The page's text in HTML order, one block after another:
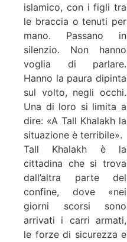
islamico, con i figli tra
le braccia o tenuti per
mano. Passano in
silenzio. Non hanno
voglia di parlare.
Hanno la paura dipinta
sul volto, negli occhi.
Una di loro si limita a
dire: «A Tall Khalakh la
situazione è terribile».
Tall Khalakh è la
cittadina che si trova
dall’altra parte del
confine, dove «nei
giorni scorsi sono
arrivati i carri armati,
le forze di sicurezza e